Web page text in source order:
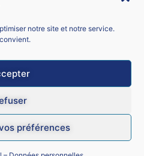
notre site et notre service.
préférences
Orléans-Tours
George Sand
Vierzon
légales
CGU